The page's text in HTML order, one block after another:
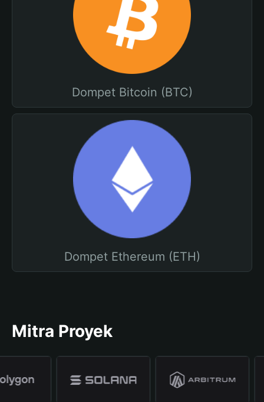
Dompet Bitcoin (BTC)
Dompet Ethereum (ETH)
Mitra Proyek